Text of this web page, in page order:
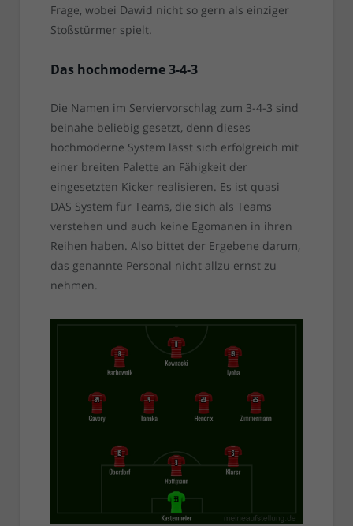
Frage, wobei Dawid nicht so gern als einziger
Stoßstürmer spielt.
Das hochmoderne 3-4-3
Die Namen im Serviervorschlag zum 3-4-3 sind
beinahe beliebig gesetzt, denn dieses
hochmoderne System lässt sich erfolgreich mit
einer breiten Palette an Fähigkeit der
eingesetzten Kicker realisieren. Es ist quasi
DAS System für Teams, die sich als Teams
verstehen und auch keine Egomanen in ihren
Reihen haben. Also bittet der Ergebene darum,
das genannte Personal nicht allzu ernst zu
nehmen.